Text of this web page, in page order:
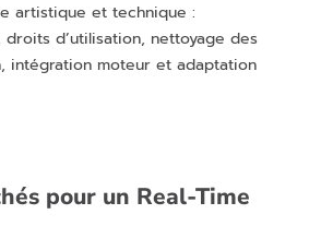
artistique et technique :
d’utilisation, nettoyage des
intégration moteur et adaptation
pour un Real-Time